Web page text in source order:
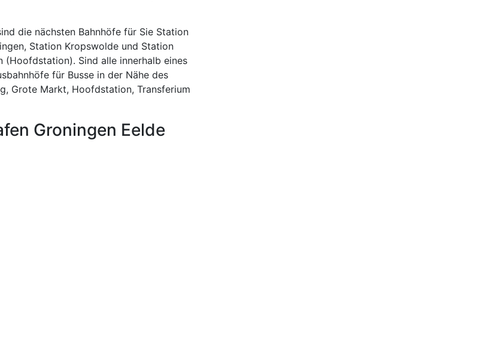
die nächsten Bahnhöfe für Sie Station
Station Kropswolde und Station
(Hoofdstation). Sind alle innerhalb eines
für Busse in der Nähe des
Grote Markt, Hoofdstation, Transferium
Groningen Eelde